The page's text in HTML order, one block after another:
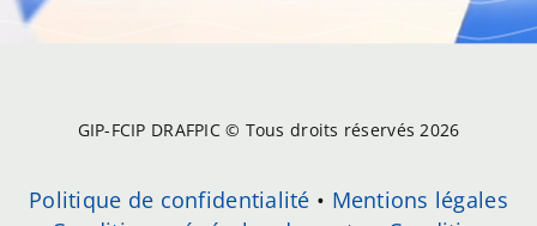
GIP-FCIP DRAFPIC © Tous droits réservés 2026
Politique de confidentialité • Mentions légales